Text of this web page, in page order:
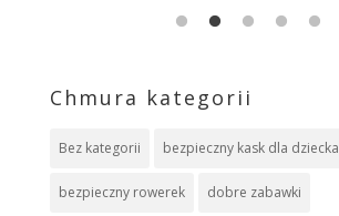
Chmura kategorii
Bez kategorii bezpieczny kask dla dziecka
bezpieczny rowerek dobre zabawki